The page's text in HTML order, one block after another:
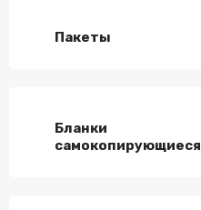
Пакеты
Бланки
самокопирующиеся